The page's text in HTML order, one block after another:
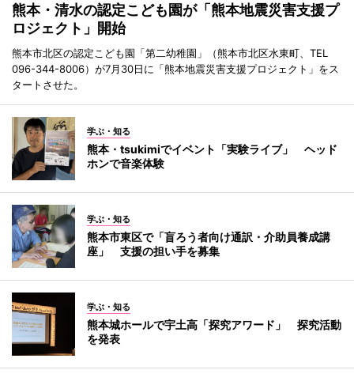
熊本・清水の認定こども園が「熊本地震災害支援プ
ロジェクト」開始
熊本市北区の認定こども園「第二幼稚園」（熊本市北区水東町、TEL
096-344-8006）が7月30日に「熊本地震災害支援プロジェクト」をス
タートさせた。
学ぶ・知る
熊本・tsukimiでイベント「実験ライブ」 ヘッド
ホンで音楽体験
学ぶ・知る
熊本市東区で「盲ろう者向け通訳・介助員養成講
座」 支援の担い手を募集
学ぶ・知る
熊本城ホールで宇土高「探究アワード」 探究活動
を発表